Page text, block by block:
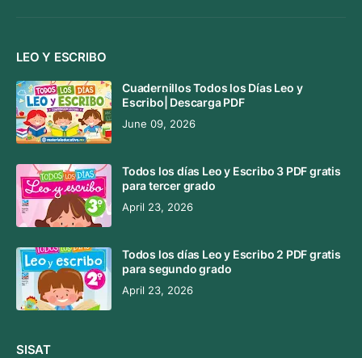
LEO Y ESCRIBO
Cuadernillos Todos los Días Leo y
Escribo| Descarga PDF
June 09, 2026
Todos los días Leo y Escribo 3 PDF gratis
para tercer grado
April 23, 2026
Todos los días Leo y Escribo 2 PDF gratis
para segundo grado
April 23, 2026
SISAT